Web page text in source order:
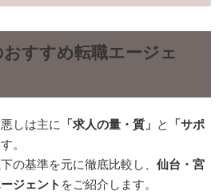
すすめ転職エージェ
しは主に 「求人の量・質」 と
「サポ
。
の基準を元に徹底比較し、 仙台・宮
ジェント をご紹介します。